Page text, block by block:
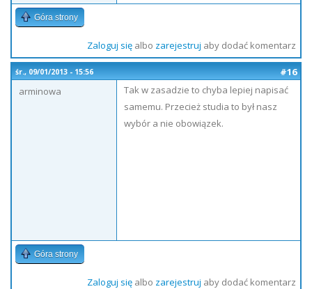
Góra strony
Zaloguj sięalbo zarejestruj aby dodać komentarz
śr., 09/01/2013 - 15:56
#16
arminowa
Tak w zasadzie to chyba lepiej napisać
samemu. Przecież studia to był nasz
wybór a nie obowiązek.
Góra strony
Zaloguj sięalbo zarejestruj aby dodać komentarz